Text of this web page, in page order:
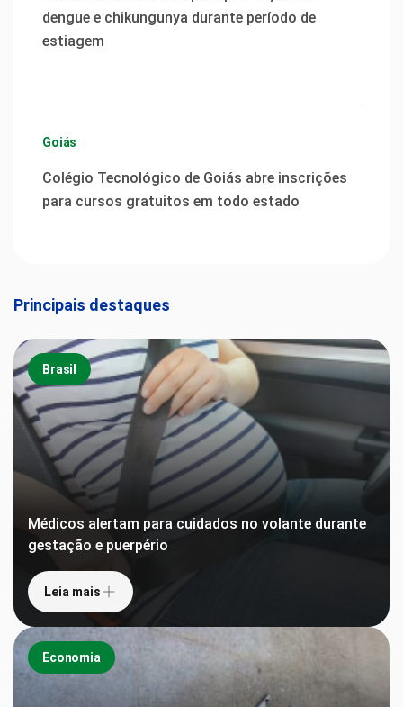
dengue e chikungunya durante período de
estiagem
Goiás
Colégio Tecnológico de Goiás abre inscrições
para cursos gratuitos em todo estado
Principais destaques
Brasil
Médicos alertam para cuidados no volante durante
gestação e puerpério
Leia mais
Economia